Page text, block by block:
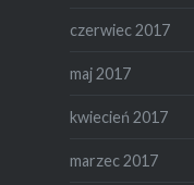
czerwiec 2017
maj 2017
kwiecień 2017
marzec 2017